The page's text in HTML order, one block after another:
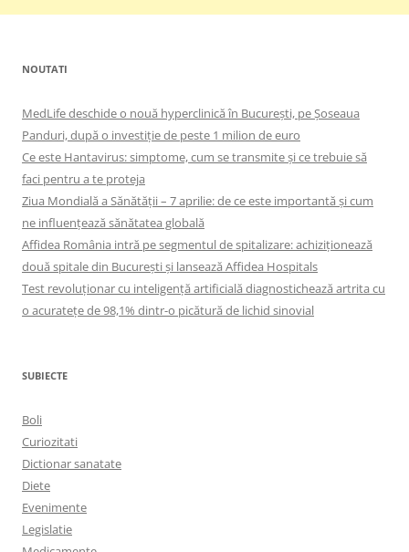
NOUTATI
MedLife deschide o nouă hyperclinică în București, pe Șoseaua
Panduri, după o investiție de peste 1 milion de euro
Ce este Hantavirus: simptome, cum se transmite și ce trebuie să
faci pentru a te proteja
Ziua Mondială a Sănătății – 7 aprilie: de ce este importantă și cum
ne influențează sănătatea globală
Affidea România intră pe segmentul de spitalizare: achiziționează
două spitale din București și lansează Affidea Hospitals
Test revoluționar cu inteligență artificială diagnostichează artrita cu
o acuratețe de 98,1% dintr-o picătură de lichid sinovial
SUBIECTE
Boli
Curiozitati
Dictionar sanatate
Diete
Evenimente
Legislatie